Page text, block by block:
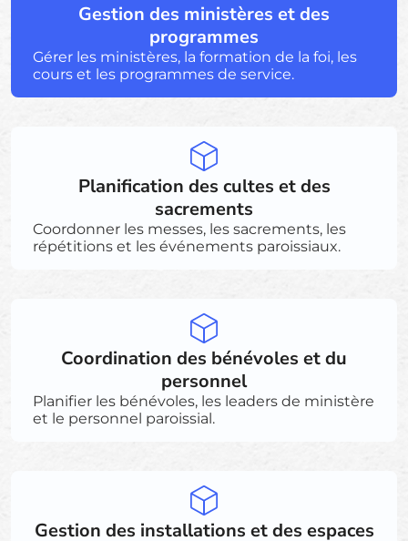
Gestion des ministères et des
programmes
Gérer les ministères, la formation de la foi, les
cours et les programmes de service.
Planification des cultes et des
sacrements
Coordonner les messes, les sacrements, les
répétitions et les événements paroissiaux.
Coordination des bénévoles et du
personnel
Planifier les bénévoles, les leaders de ministère
et le personnel paroissial.
Gestion des installations et des espaces